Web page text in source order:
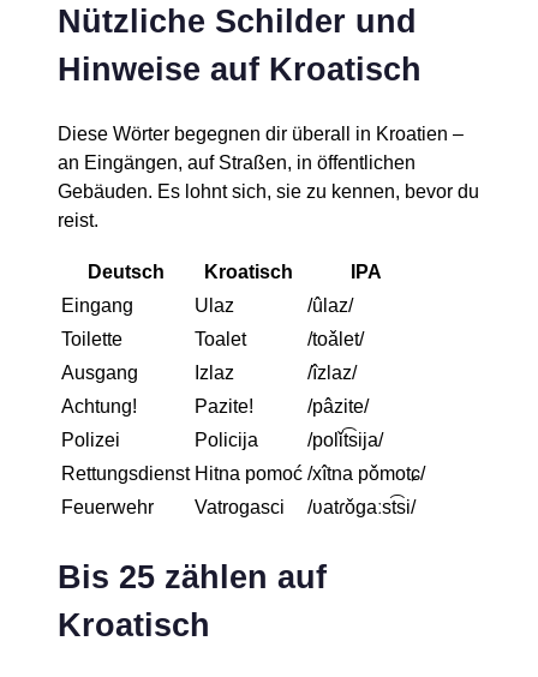
Nützliche Schilder und
Hinweise auf Kroatisch
Diese Wörter begegnen dir überall in Kroatien –
an Eingängen, auf Straßen, in öffentlichen
Gebäuden. Es lohnt sich, sie zu kennen, bevor du
reist.
Deutsch Kroatisch
IPA
Eingang
Ulaz
/ûlaz/
Toilette
Toalet
/toǎlet/
Ausgang
Izlaz
/îzlaz/
Achtung!
Pazite!
/pâzite/
Polizei
Policija
/polǐt͡sija/
Rettungsdienst Hitna pomoć /xîtna pǒmotɕ/
Feuerwehr
Vatrogasci /ʋatɾǒɡaːst͡si/
Bis 25 zählen auf
Kroatisch